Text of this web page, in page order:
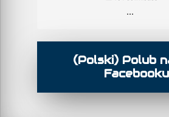
...
(Polski) Polub
Facebooku